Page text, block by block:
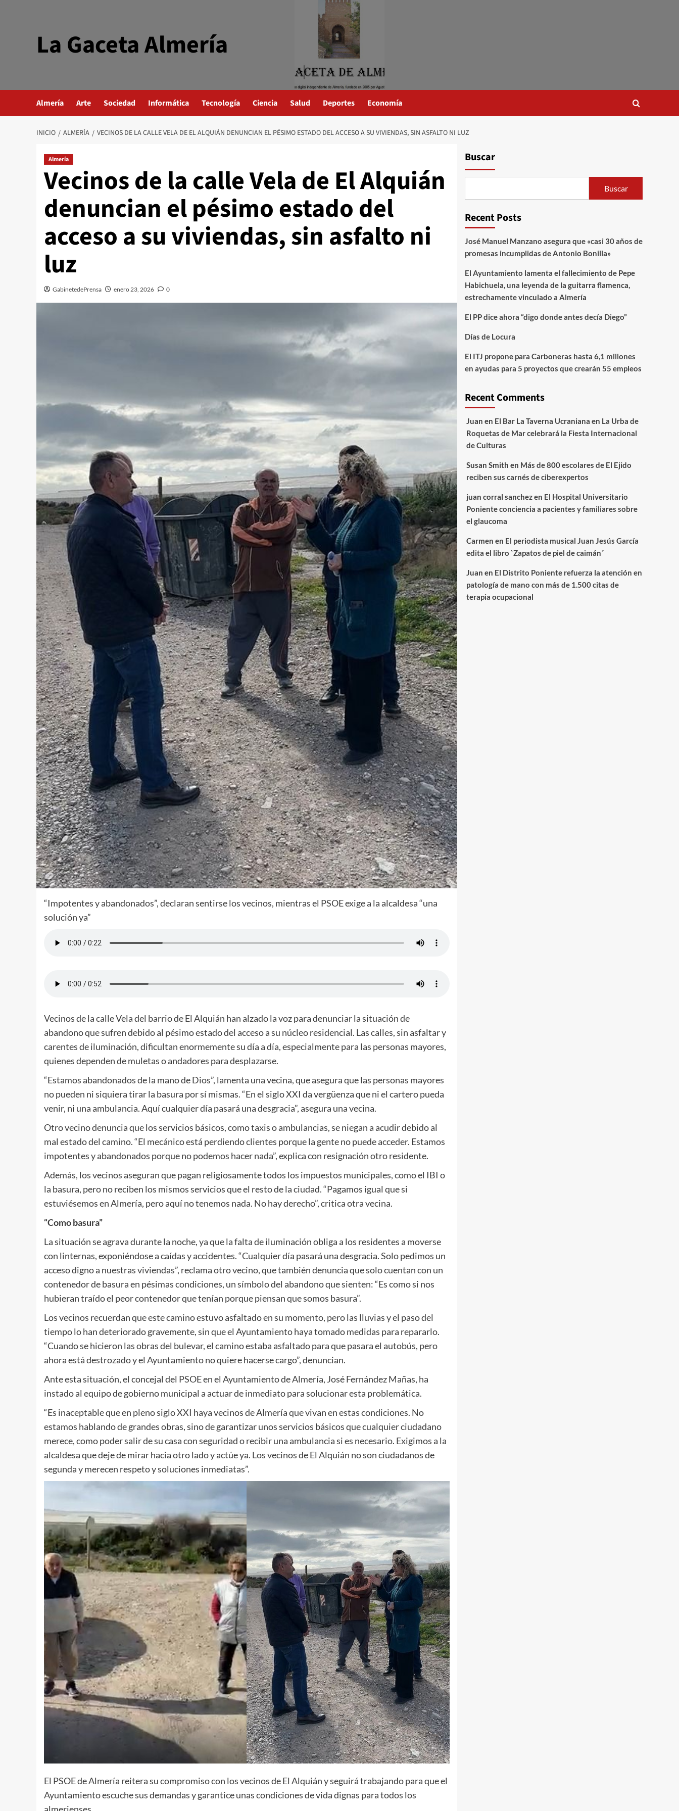
La Gaceta Almería
Almería Arte Sociedad Informática Tecnología Ciencia Salud Deportes Economía
INICIO ALMERÍA VECINOS DE LA CALLE VELA DE EL ALQUIÁN DENUNCIAN EL PÉSIMO ESTADO DEL ACCESO A SU VIVIENDAS, SIN ASFALTO NI LUZ
Almería
Vecinos de la calle Vela de El Alquián
denuncian el pésimo estado del
acceso a su viviendas, sin asfalto ni
luz
GabinetedePrensa enero 23, 2026 0
“Impotentes y abandonados”, declaran sentirse los vecinos, mientras el PSOE exige a la alcaldesa “una
solución ya”
Vecinos de la calle Vela del barrio de El Alquián han alzado la voz para denunciar la situación de
abandono que sufren debido al pésimo estado del acceso a su núcleo residencial. Las calles, sin asfaltar y
carentes de iluminación, dificultan enormemente su día a día, especialmente para las personas mayores,
quienes dependen de muletas o andadores para desplazarse.
“Estamos abandonados de la mano de Dios”, lamenta una vecina, que asegura que las personas mayores
no pueden ni siquiera tirar la basura por sí mismas. “En el siglo XXI da vergüenza que ni el cartero pueda
venir, ni una ambulancia. Aquí cualquier día pasará una desgracia”, asegura una vecina.
Otro vecino denuncia que los servicios básicos, como taxis o ambulancias, se niegan a acudir debido al
mal estado del camino. “El mecánico está perdiendo clientes porque la gente no puede acceder. Estamos
impotentes y abandonados porque no podemos hacer nada”, explica con resignación otro residente.
Además, los vecinos aseguran que pagan religiosamente todos los impuestos municipales, como el IBI o
la basura, pero no reciben los mismos servicios que el resto de la ciudad. “Pagamos igual que si
estuviésemos en Almería, pero aquí no tenemos nada. No hay derecho”, critica otra vecina.
“Como basura”
La situación se agrava durante la noche, ya que la falta de iluminación obliga a los residentes a moverse
con linternas, exponiéndose a caídas y accidentes. “Cualquier día pasará una desgracia. Solo pedimos un
acceso digno a nuestras viviendas”, reclama otro vecino, que también denuncia que solo cuentan con un
contenedor de basura en pésimas condiciones, un símbolo del abandono que sienten: “Es como si nos
hubieran traído el peor contenedor que tenían porque piensan que somos basura”.
Los vecinos recuerdan que este camino estuvo asfaltado en su momento, pero las lluvias y el paso del
tiempo lo han deteriorado gravemente, sin que el Ayuntamiento haya tomado medidas para repararlo.
“Cuando se hicieron las obras del bulevar, el camino estaba asfaltado para que pasara el autobús, pero
ahora está destrozado y el Ayuntamiento no quiere hacerse cargo”, denuncian.
Ante esta situación, el concejal del PSOE en el Ayuntamiento de Almería, José Fernández Mañas, ha
instado al equipo de gobierno municipal a actuar de inmediato para solucionar esta problemática.
“Es inaceptable que en pleno siglo XXI haya vecinos de Almería que vivan en estas condiciones. No
estamos hablando de grandes obras, sino de garantizar unos servicios básicos que cualquier ciudadano
merece, como poder salir de su casa con seguridad o recibir una ambulancia si es necesario. Exigimos a la
alcaldesa que deje de mirar hacia otro lado y actúe ya. Los vecinos de El Alquián no son ciudadanos de
segunda y merecen respeto y soluciones inmediatas”.
El PSOE de Almería reitera su compromiso con los vecinos de El Alquián y seguirá trabajando para que el
Ayuntamiento escuche sus demandas y garantice unas condiciones de vida dignas para todos los
Buscar
Buscar
Recent Posts
José Manuel Manzano asegura que «casi 30 años de
promesas incumplidas de Antonio Bonilla»
El Ayuntamiento lamenta el fallecimiento de Pepe
Habichuela, una leyenda de la guitarra flamenca,
estrechamente vinculado a Almería
El PP dice ahora “digo donde antes decía Diego”
Días de Locura
El ITJ propone para Carboneras hasta 6,1 millones
en ayudas para 5 proyectos que crearán 55 empleos
Recent Comments
Juan en El Bar La Taverna Ucraniana en La Urba de
Roquetas de Mar celebrará la Fiesta Internacional
de Culturas
Susan Smith en Más de 800 escolares de El Ejido
reciben sus carnés de ciberexpertos
juan corral sanchezen El Hospital Universitario
Poniente conciencia a pacientes y familiares sobre
el glaucoma
Carmen en El periodista musical Juan Jesús García
edita el libro `Zapatos de piel de caimán´
Juan en El Distrito Poniente refuerza la atención en
patología de mano con más de 1.500 citas de
terapia ocupacional